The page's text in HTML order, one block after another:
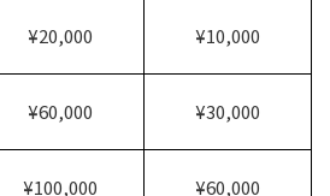
¥20,000 ¥10,000
¥60,000 ¥30,000
¥100,000 ¥60,000